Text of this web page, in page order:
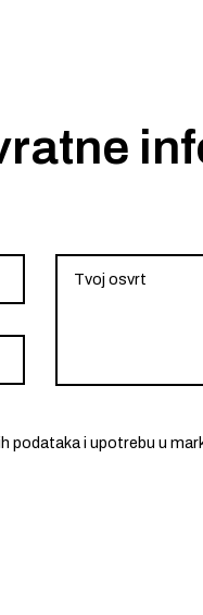
podataka i upotrebu u